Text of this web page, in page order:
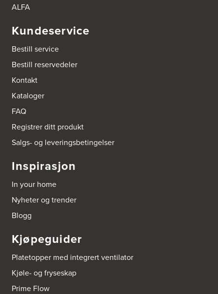
ALFA
Kundeservice
Bestill service
Bestill reservedeler
Kontakt
Kataloger
FAQ
Registrer ditt produkt
Salgs- og leveringsbetingelser
Inspirasjon
In your home
Nyheter og trender
Blogg
Kjøpeguider
Platetopper med integrert ventilator
Kjøle- og fryseskap
Prime Flow